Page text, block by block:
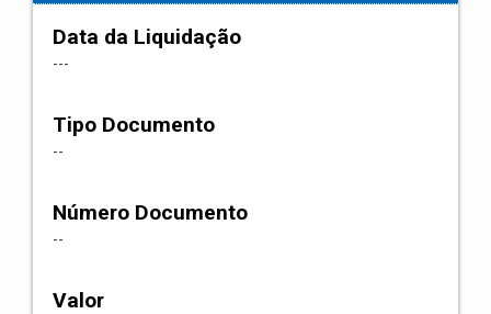
Data da Liquidação
---
Tipo Documento
--
Número Documento
--
Valor